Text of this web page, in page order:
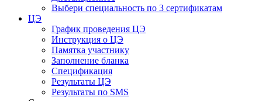
Выбери специальность по 3 сертификатам
ЦЭ
График проведения ЦЭ
Инструкция о ЦЭ
Памятка участнику
Заполнение бланка
Спецификация
Результаты ЦЭ
Результаты по SMS